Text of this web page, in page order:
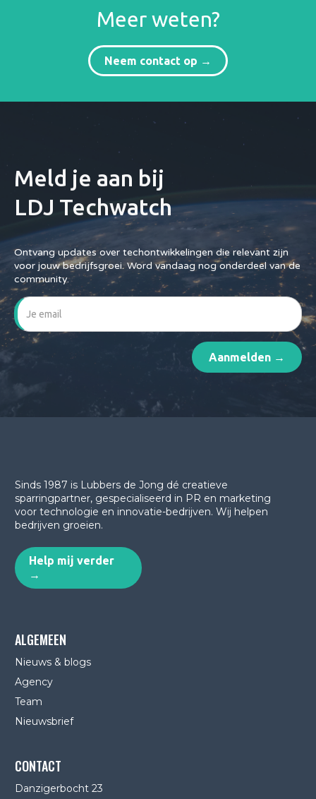
Meer weten?
Neem contact op →
Meld je aan bij
LDJ Techwatch
Ontvang updates over techontwikkelingen die relevant zijn
voor jouw bedrijfsgroei. Word vandaag nog onderdeel van de
community.
Sinds 1987 is Lubbers de Jong dé creatieve
sparringpartner, gespecialiseerd in PR en marketing
voor technologie en innovatie-bedrijven. Wij helpen
bedrijven groeien.
Help mij verder
→
ALGEMEEN
Nieuws & blogs
Agency
Team
Nieuwsbrief
CONTACT
Danzigerbocht 23